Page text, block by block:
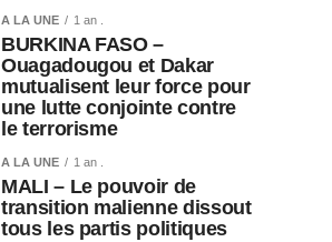
A LA UNE 1 an .
BURKINA FASO –
Ouagadougou et Dakar
mutualisent leur force pour
une lutte conjointe contre
le terrorisme
A LA UNE 1 an .
MALI – Le pouvoir de
transition malienne dissout
tous les partis politiques